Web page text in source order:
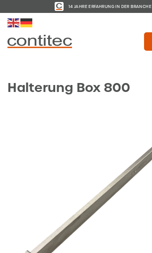
14 JAHRE ERFAHRUNG IN DER BRANCHE
Halterung Box 800